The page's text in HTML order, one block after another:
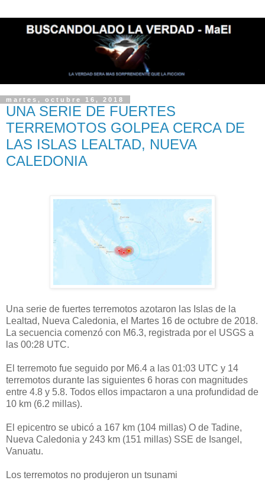
martes, octubre 16, 2018
UNA SERIE DE FUERTES
TERREMOTOS GOLPEA CERCA DE
LAS ISLAS LEALTAD, NUEVA
CALEDONIA
Una serie de fuertes terremotos azotaron las Islas de la
Lealtad, Nueva Caledonia, el Martes 16 de octubre de 2018.
La secuencia comenzó con M6.3, registrada por el USGS a
las 00:28 UTC.
El terremoto fue seguido por M6.4 a las 01:03 UTC y 14
terremotos durante las siguientes 6 horas con magnitudes
entre 4.8 y 5.8. Todos ellos impactaron a una profundidad de
10 km (6.2 millas).
El epicentro se ubicó a 167 km (104 millas) O de Tadine,
Nueva Caledonia y 243 km (151 millas) SSE de Isangel,
Vanuatu.
Los terremotos no produjeron un tsunami